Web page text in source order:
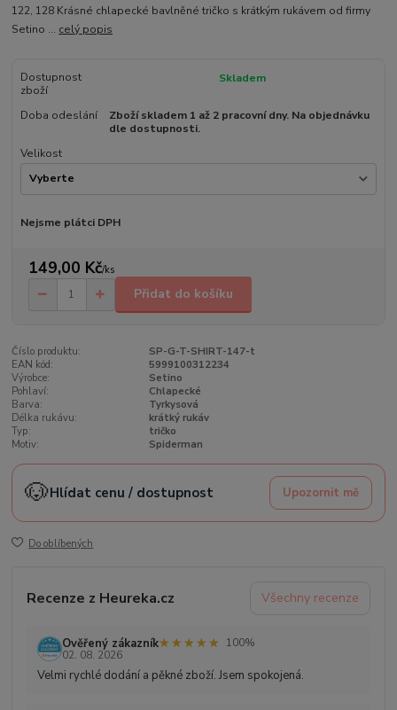
122, 128 Krásné chlapecké bavlněné tričko s krátkým rukávem od firmy
Setino ... celý popis
Dostupnost
zboží
Skladem
Doba odeslání
Zboží skladem 1 až 2 pracovní dny. Na objednávku
dle dostupnosti.
Velikost
Nejsme plátci DPH
149,00 Kč/ks
Přidat do košíku
Číslo produktu:
SP-G-T-SHIRT-147-t
EAN kód:
5999100312234
Výrobce:
Setino
Pohlaví:
Chlapecké
Barva:
Tyrkysová
Délka rukávu:
krátký rukáv
Typ:
tričko
Motiv:
Spiderman
🐶Hlídat cenu / dostupnost Upozornit mě
Do oblíbených
Recenze z Heureka.cz Všechny recenze
Ověřený zákazník★★★★★
★★★★★
100%
02. 08. 2026
Velmi rychlé dodání a pěkné zboží. Jsem spokojená.